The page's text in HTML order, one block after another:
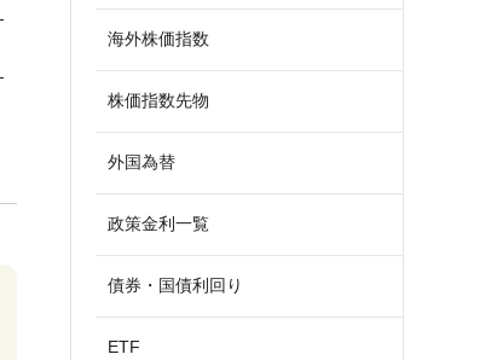
海外株価指数
株価指数先物
外国為替
政策金利一覧
債券・国債利回り
ETF